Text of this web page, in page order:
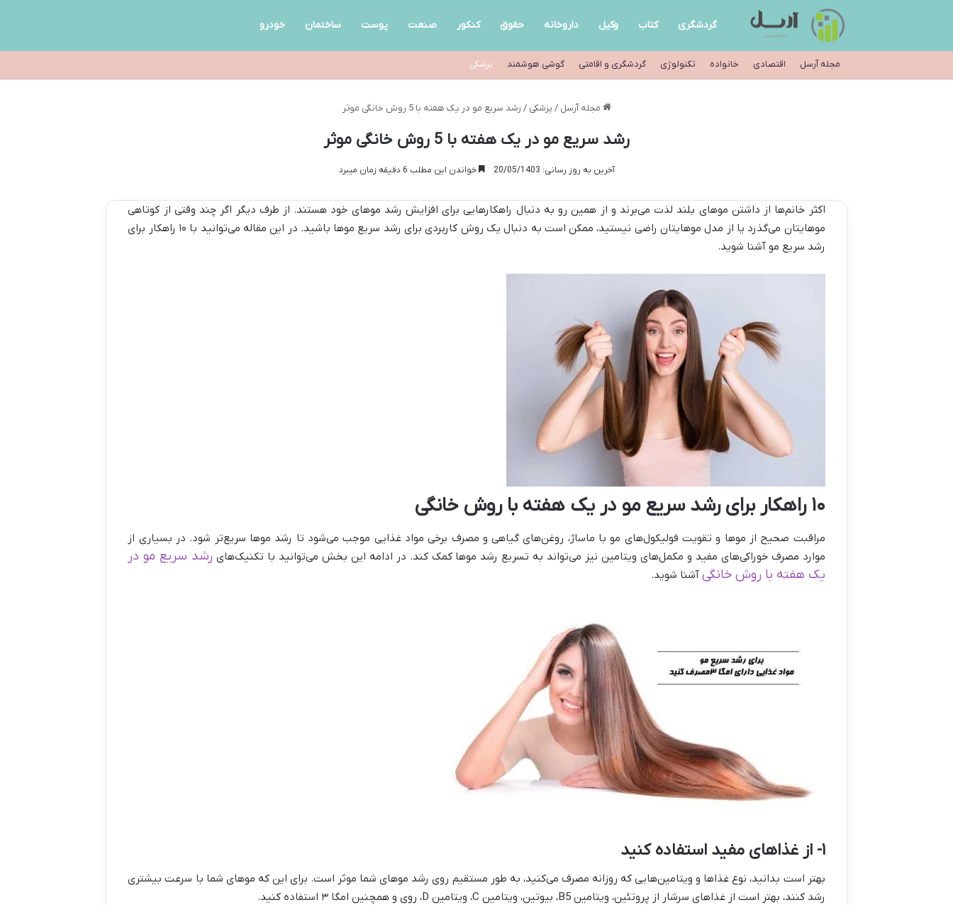
گردشگری کتاب وکیل داروخانه حقوق کنکور صنعت پوست ساختمان خودرو
مجله آرسل اقتصادی خانواده تکنولوژی گردشگری و اقامتی گوشی هوشمند پزشکی
مجله آرسل / پزشکی / رشد سریع مو در یک هفته با 5 روش خانگی موثر
رشد سریع مو در یک هفته با 5 روش خانگی موثر
آخرین به روز رسانی: 20/05/1403 خواندن این مطلب 6 دقیقه زمان میبرد
اکثر خانم‌ها از داشتن موهای بلند لذت می‌برند و از همین رو به دنبال راهکارهایی برای افزایش رشد موهای خود هستند. از طرف دیگر اگر چند وقتی از کوتاهی
موهایتان می‌گذرد یا از مدل موهایتان راضی نیستید، ممکن است به دنبال یک روش کاربردی برای رشد سریع موها باشید. در این مقاله می‌توانید با
۱۰ راهکار برای
رشد سریع مو آشنا شوید.
۱۰ راهکار برای رشد سریع مو در یک هفته با روش خانگی
مراقبت صحیح از موها و تقویت فولیکول‌های مو با ماساژ، روغن‌های گیاهی و مصرف برخی مواد غذایی موجب می‌شود تا رشد موها سریع‌تر شود. در بسیاری از
موارد مصرف خوراکی‌های مفید و مکمل‌های ویتامین نیز می‌تواند به تسریع رشد موها کمک کند. در ادامه این بخش می‌توانید با تکنیک‌های رشد سریع مو در
یک هفته با روش خانگی آشنا شوید.
۱- از غذاهای مفید استفاده کنید
بهتر است بدانید، نوع غذاها و ویتامین‌هایی که روزانه مصرف می‌کنید، به طور مستقیم روی رشد موهای شما موثر است. برای این که موهای شما با سرعت بیشتری
رشد کنند، بهتر است از غذاهای سرشار از پروتئین، ویتامین B5، بیوتین، ویتامین C، ویتامین D، روی و همچنین امگا ۳ استفاده کنید.